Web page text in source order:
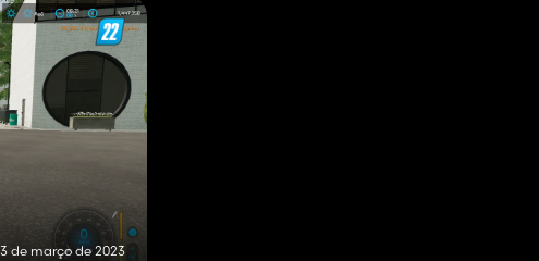
3 de março de 2023